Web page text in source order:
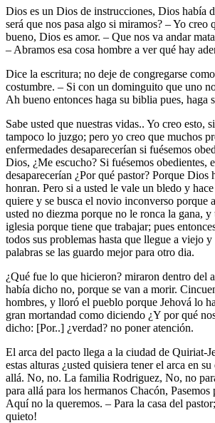
Dios es un Dios de instrucciones, Dios había
será que nos pasa algo si miramos? – Yo creo
bueno, Dios es amor. – Que nos va andar
– Abramos esa cosa hombre a ver qué hay
Dice la escritura; no deje de congregarse
costumbre. – Si con un dominguito que uno
Ah bueno entonces haga su biblia pues, haga
Sabe usted que nuestras vidas.. Yo creo esto,
tampoco lo juzgo; pero yo creo que muchos
enfermedades desaparecerían si fuésemos
Dios, ¿Me escucho? Si fuésemos obedientes,
desaparecerían ¿Por qué pastor? Porque Dios
honran. Pero si a usted le vale un bledo y
quiere y se busca el novio inconverso porque
usted no diezma porque no le ronca la gana, y
iglesia porque tiene que trabajar; pues
todos sus problemas hasta que llegue a viejo y
palabras se las guardo mejor para otro dia.
¿Qué fue lo que hicieron? miraron dentro del
había dicho no, porque se van a morir.
hombres, y lloró el pueblo porque Jehová lo
gran mortandad como diciendo ¿Y por qué
dicho: [Por..] ¿verdad? no poner atención.
El arca del pacto llega a la ciudad de Quiriat-
estas alturas ¿usted quisiera tener el arca en
allá. No, no. La familia Rodriguez, No, no
para allá para los hermanos Chacón,
Aquí no la queremos. – Para la casa del
quieto!